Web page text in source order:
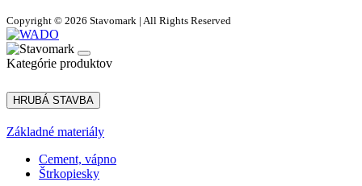
Copyright © 2026 Stavomark | All Rights Reserved
Kategórie produktov
HRUBÁ STAVBA
Základné materiály
Cement, vápno
Štrkopiesky